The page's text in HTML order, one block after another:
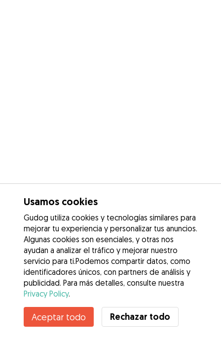
Contacta con Sandra
¿Conoces los Beneficios de Gudog? Ver más
Usamos cookies
Gudog utiliza cookies y tecnologías similares para
mejorar tu experiencia y personalizar tus anuncios.
Algunas cookies son esenciales, y otras nos
ayudan a analizar el tráfico y mejorar nuestro
servicio para ti.Podemos compartir datos, como
identificadores únicos, con partners de análisis y
publicidad. Para más detalles, consulte nuestra
Privacy Policy.
Aceptar todo Rechazar todo